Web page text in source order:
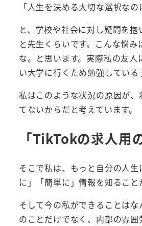
「人生を決める大切な選択な
と、学校や社会に対し疑問を
と先生くらいです。こんな悩
な。と思います。実際私の友
い大学に行くため勉強してい
私はこのような状況の原因が
てないからだと考えています。
「TikTokの求人用
そこで私は、もっと自分の人
に」「簡単に」情報を知るこ
そして今の私ができることは
のことだけでなく、内部の雰